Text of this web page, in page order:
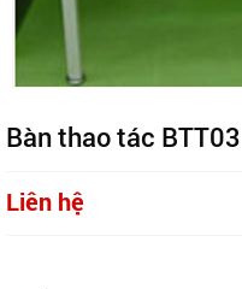
Bàn thao tác BTT03
Liên hệ